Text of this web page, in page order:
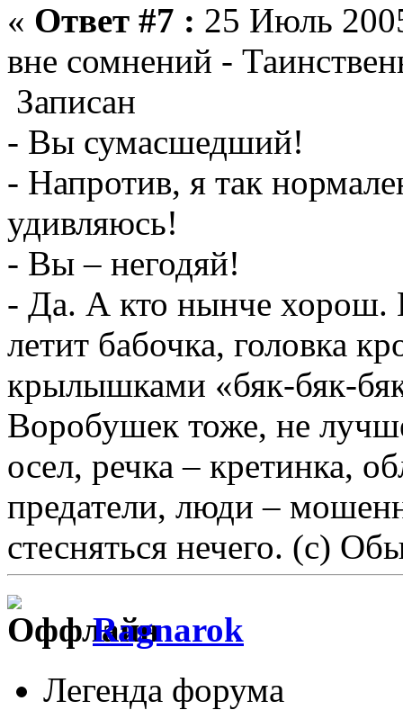
« Ответ #7 : 25 Июль
вне сомнений -
Записан
- Вы сумасшедший!
- Напротив, я так
удивляюсь!
- Вы – негодяй!
- Да. А кто нынче хорош.
летит бабочка, головка
крылышками «бяк-бяк-
Воробушек тоже, не
осел, речка – кретинка,
предатели, люди –
стесняться нечего. (с)
Ragnarok
Легенда форума